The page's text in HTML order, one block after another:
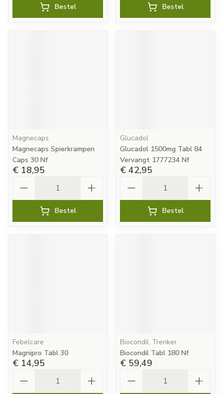
Bestel Bestel
Magnecaps
Magnecaps Spierkrampen
Caps 30 Nf
€ 18,95
Bestel
Glucadol
Glucadol 1500mg Tabl 84
Vervangt 1777234 Nf
€ 42,95
Bestel
Febelcare
Magnipro Tabl 30
€ 14,95
Biocondil, Trenker
Biocondil Tabl 180 Nf
€ 59,49